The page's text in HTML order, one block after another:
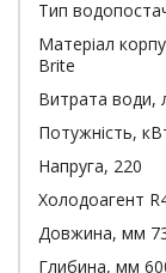
Тип
Матеріал
Brite
Витрата води,
Потужність,
Напруга, 220
Холодоагент
Довжина, мм
Глибина, мм